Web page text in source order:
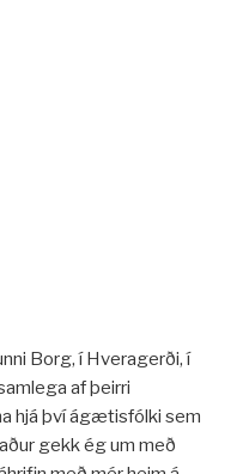
Borg, í Hveragerði, í
af þeirri
hjá því ágætisfólki sem
gekk ég um með